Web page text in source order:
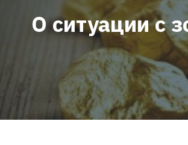
О ситуации с